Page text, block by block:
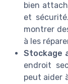
bien
et
montrer
à les
Stockage
endroit
peut aider